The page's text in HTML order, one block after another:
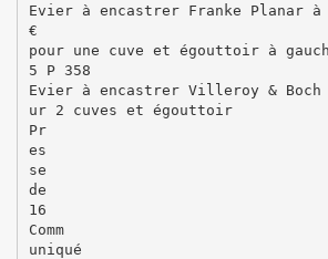
Evier à encastrer Franke Planar
€
pour une cuve et égouttoir à
5 P 358
Evier à encastrer Villeroy & Boch
ur 2 cuves et égouttoir
Pr
es
se
de
16
Comm
uniqué